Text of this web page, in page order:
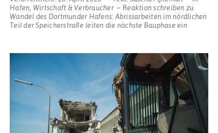
Hafen, Wirtschaft & Verbraucher Reaktion schreiben zu
Wandel des Dortmunder Hafens: Abrissarbeiten im nördlichen
Teil der Speicherstraße leiten die nächste Bauphase ein